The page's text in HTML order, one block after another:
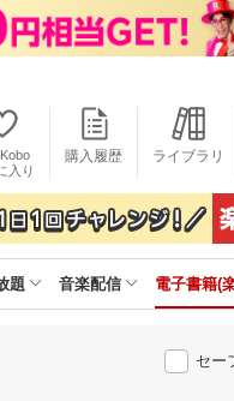
入り
購入履歴 ライブラリ
題 音楽配信 電子書籍(
セー